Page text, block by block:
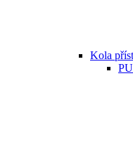
Kola